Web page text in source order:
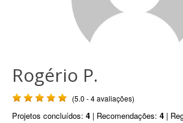
Rogério P.
(5.0 - 4 avaliações)
Projetos concluídos: 4 | Recomendações: 4 |